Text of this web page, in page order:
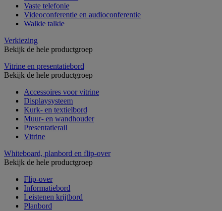
Vaste telefonie
Videoconferentie en audioconferentie
Walkie talkie
Verkiezing
Bekijk de hele productgroep
Vitrine en presentatiebord
Bekijk de hele productgroep
Accessoires voor vitrine
Displaysysteem
Kurk- en textielbord
Muur- en wandhouder
Presentatierail
Vitrine
Whiteboard, planbord en flip-over
Bekijk de hele productgroep
Flip-over
Informatiebord
Leistenen krijtbord
Planbord